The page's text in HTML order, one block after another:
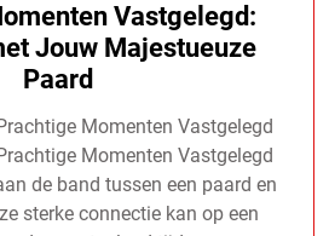
Vastgelegd:
Jouw Majestueuze
Paard
Momenten Vastgelegd
Momenten Vastgelegd
de band tussen een paard en
sterke connectie kan op een